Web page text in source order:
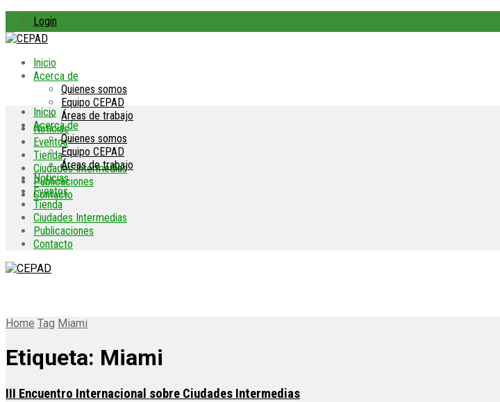
Login
Inicio
Acerca de
Quienes somos
Equipo CEPAD
Áreas de trabajo
Noticias
Eventos
Tienda
Ciudades Intermedias
Publicaciones
Contacto
Inicio
Acerca de
Quienes somos
Equipo CEPAD
Áreas de trabajo
Noticias
Eventos
Tienda
Ciudades Intermedias
Publicaciones
Contacto
Home Tag Miami
Etiqueta: Miami
III Encuentro Internacional sobre Ciudades Intermedias